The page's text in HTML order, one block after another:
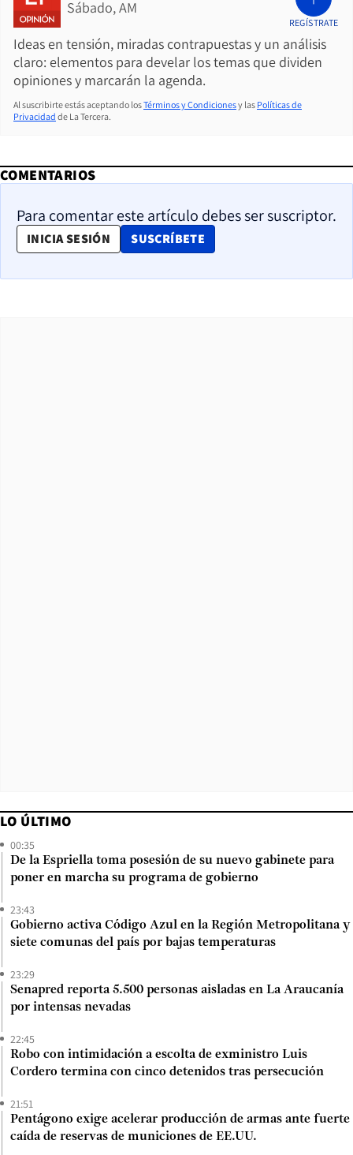
Sábado, AM
Ideas en tensión, miradas contrapuestas y un análisis
claro: elementos para develar los temas que dividen
opiniones y marcarán la agenda.
REGÍSTRATE
Al suscribirte estás aceptando losTérminos y Condicionesy las Políticas de
Privacidad de La Tercera.
COMENTARIOS
Para comentar este artículo debes ser suscriptor.
INICIA SESIÓN SUSCRÍBETE
OPENS IN NEW WINDOW
LO ÚLTIMO
00:35
De la Espriella toma posesión de su nuevo gabinete para
poner en marcha su programa de gobierno
23:43
Gobierno activa Código Azul en la Región Metropolitana y
siete comunas del país por bajas temperaturas
23:29
Senapred reporta 5.500 personas aisladas en La Araucanía
por intensas nevadas
22:45
Robo con intimidación a escolta de exministro Luis
Cordero termina con cinco detenidos tras persecución
21:51
Pentágono exige acelerar producción de armas ante fuerte
caída de reservas de municiones de EE.UU.